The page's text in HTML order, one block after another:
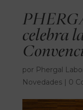
celebra
por Phergal
Novedades| 0